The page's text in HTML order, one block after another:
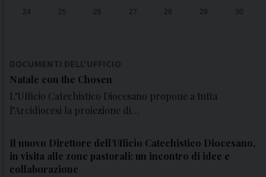
24 25 26 27 28 29 30
DOCUMENTI DELL'UFFICIO
Natale con the Chosen
L’Ufficio Catechistico Diocesano propone a tutta
l’Arcidiocesi la proiezione di…
Il nuovo Direttore dell’Ufficio Catechistico Diocesano,
in visita alle zone pastorali: un incontro di idee e
collaborazione